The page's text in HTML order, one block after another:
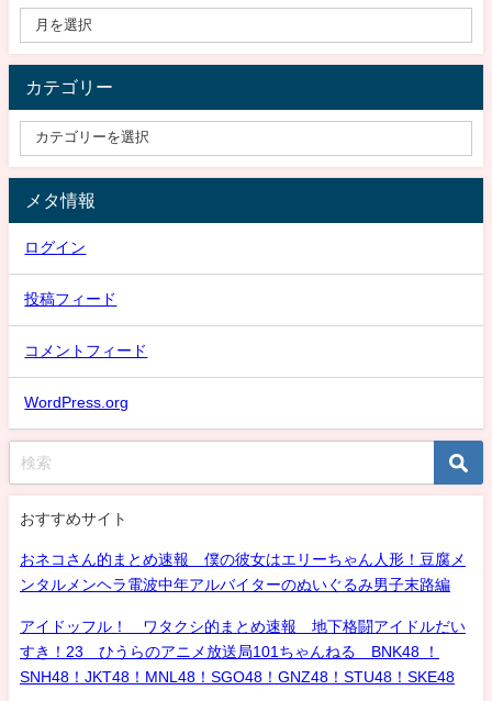
カテゴリー
メタ情報
ログイン
投稿フィード
コメントフィード
WordPress.org
おすすめサイト
おネコさん的まとめ速報 僕の彼女はエリーちゃん人形！豆腐メ
ンタルメンヘラ電波中年アルバイターのぬいぐるみ男子末路編
アイドッフル！ ワタクシ的まとめ速報 地下格闘アイドルだい
すき！23 ひうらのアニメ放送局101ちゃんねる BNK48 ！
SNH48！JKT48！MNL48！SGO48！GNZ48！STU48！SKE48